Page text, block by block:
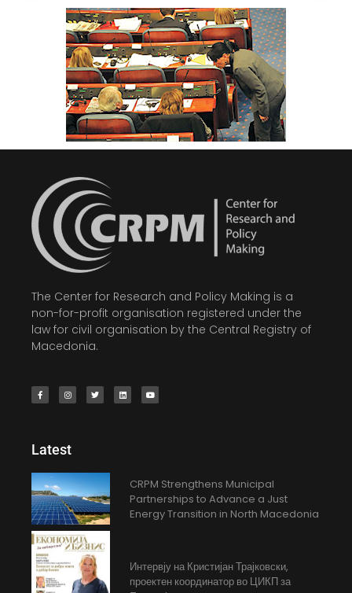
The Center for Research and Policy Making is a
non-for-profit organisation registered under the
law for civil organisation by the Central Registry of
Macedonia.
Latest
CRPM Strengthens Municipal
Partnerships to Advance a Just
Energy Transition in North Macedonia
Интервју на Кристијан Трајковски,
проектен координатор во ЦИКП за